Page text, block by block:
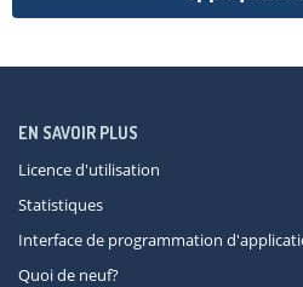
EN SAVOIR PLUS
Licence d'utilisation
Statistiques
Interface de programmation
Quoi de neuf?